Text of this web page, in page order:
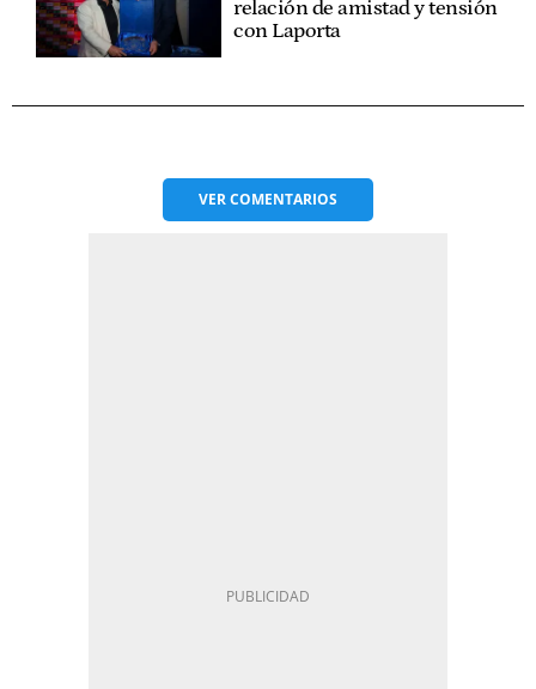
relación de amistad y tensión
con Laporta
VERCOMENTARIOS